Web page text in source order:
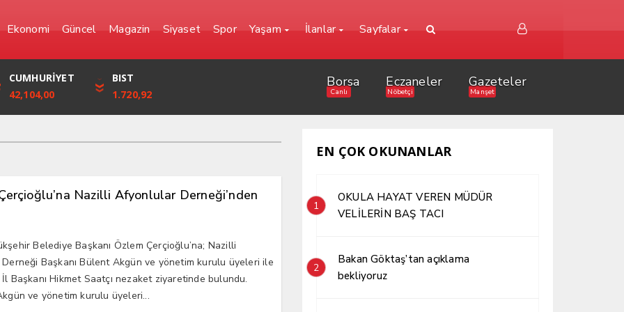
Ekonomi Güncel Magazin Siyaset Spor Yaşam İlanlar Sayfalar
YEN
0,0000
FRANK
57,6861
CUMHURİYET
42,104,00
BIST
1.720,92
Borsa
Canlı
Eczaneler
Nöbetçi
Gazeteler
Manşet
Nazilli Afyonlular Derneği’nden
Belediye Başkanı Özlem Çerçioğlu’na; Nazilli
Başkanı Bülent Akgün ve yönetim kurulu üyeleri ile
İl Başkanı Hikmet Saatçı nezaket ziyaretinde bulundu.
ve yönetim kurulu üyeleri...
EN ÇOK OKUNANLAR
1
OKULA HAYAT VEREN MÜDÜR
VELİLERİN BAŞ TACI
2
Bakan Göktaş’tan açıklama
bekliyoruz